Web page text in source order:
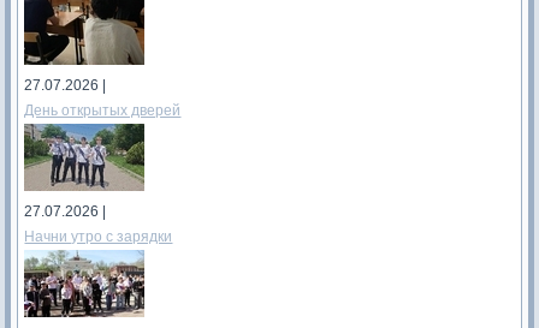
27.07.2026 |
День открытых дверей
27.07.2026 |
Начни утро с зарядки